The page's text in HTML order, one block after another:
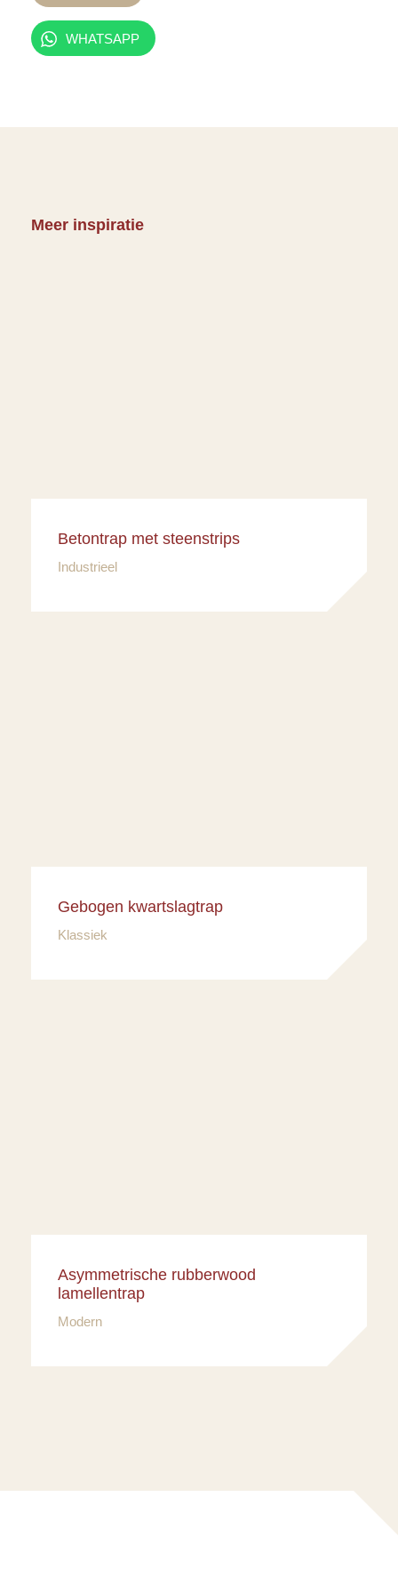
WHATSAPP
Meer inspiratie
Betontrap met steenstrips
Industrieel
Gebogen kwartslagtrap
Klassiek
Asymmetrische rubberwood
lamellentrap
Modern